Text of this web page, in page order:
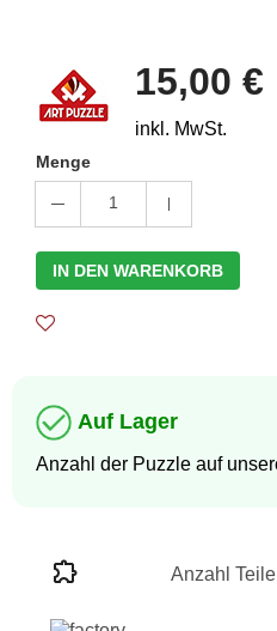
15,00 €
inkl. MwSt.
Menge
1
IN DEN WARENKORB
Auf Lager
Anzahl der Puzzle auf
Anzahl